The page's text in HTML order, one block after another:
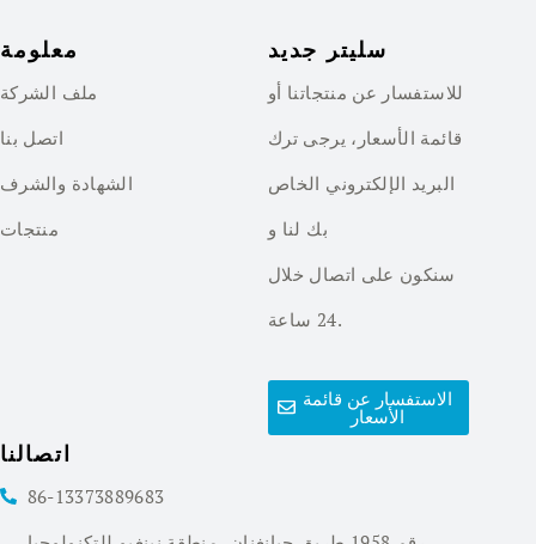
معلومة
ملف الشركة
اتصل بنا
الشهادة والشرف
منتجات
سليتر جديد
للاستفسار عن منتجاتنا أو
قائمة الأسعار، يرجى ترك
البريد الإلكتروني الخاص
بك لنا و
سنكون على اتصال خلال
24 ساعة.
الاستفسار عن قائمة
الأسعار
اتصالنا
86-13373889683